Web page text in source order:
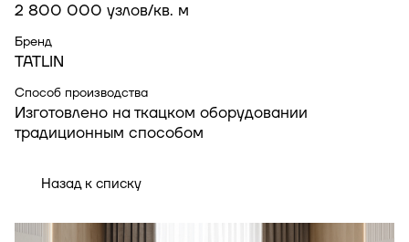
2 800 000 узлов/кв. м
Бренд
TATLIN
Способ производства
Изготовлено на ткацком оборудовании
традиционным способом
Назад к списку